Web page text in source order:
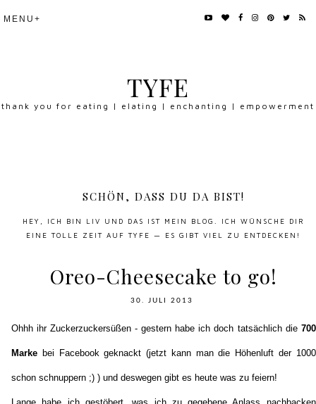
TYFE
thank you for eating | elating | enchanting | empowerment
SCHÖN, DASS DU DA BIST!
HEY, ICH BIN LIV UND DAS IST MEIN BLOG. ICH WÜNSCHE DIR
EINE TOLLE ZEIT AUF TYFE — ES GIBT VIEL ZU ENTDECKEN!
Oreo-Cheesecake to go!
30. JULI 2013
Ohhh ihr Zuckerzuckersüßen - gestern habe ich doch tatsächlich die 700
Marke bei Facebook geknackt (jetzt kann man die Höhenluft der 1000
schon schnuppern ;) ) und deswegen gibt es heute was zu feiern!